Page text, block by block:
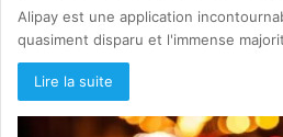
Alipay est une application
quasiment disparu et l'immense
Lire la suite